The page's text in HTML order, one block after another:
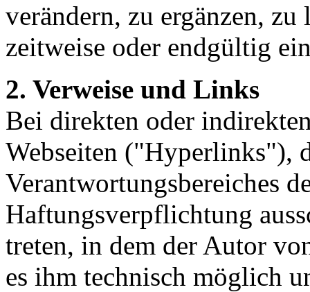
verändern, zu ergänzen,
zeitweise oder endgültig
2. Verweise und Links
Bei direkten oder
Webseiten ("Hyperlinks"),
Verantwortungsbereiches
Haftungsverpflichtung
treten, in dem der Autor
es ihm technisch möglich